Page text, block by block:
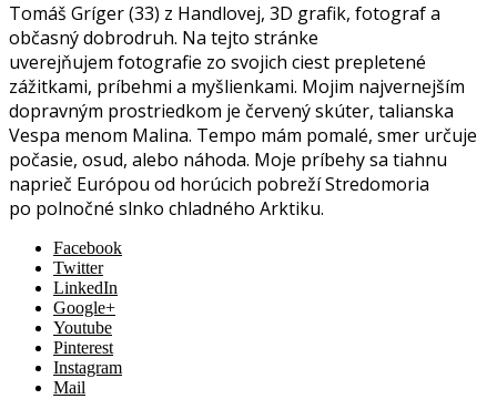
Tomáš Gríger (33) z Handlovej, 3D grafik, fotograf a
občasný dobrodruh. Na tejto stránke
uverejňujem fotografie zo svojich ciest prepletené
zážitkami, príbehmi a myšlienkami. Mojim najvernejším
dopravným prostriedkom je červený skúter, talianska
Vespa menom Malina. Tempo mám pomalé, smer určuje
počasie, osud, alebo náhoda. Moje príbehy sa tiahnu
naprieč Európou od horúcich pobreží Stredomoria
po polnočné slnko chladného Arktiku.
Facebook
Twitter
LinkedIn
Google+
Youtube
Pinterest
Instagram
Mail